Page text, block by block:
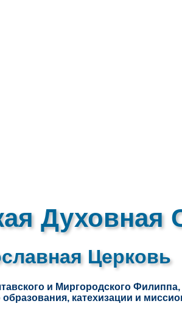
Духовная
Церковь
и Миргородского Филиппа,
катехизации и